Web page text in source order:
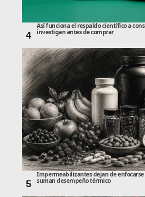
4
Así funciona el respaldo científico a
investigan antes de comprar
5
Impermeabilizantes dejan de
suman desempeño térmico